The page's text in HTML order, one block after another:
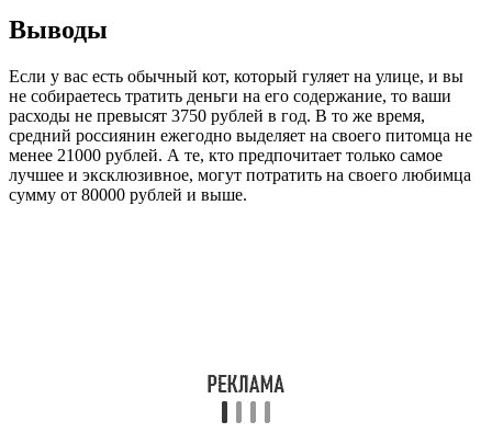
Выводы
Если у вас есть обычный кот, который гуляет на улице, и вы
не собираетесь тратить деньги на его содержание, то ваши
расходы не превысят 3750 рублей в год. В то же время,
средний россиянин ежегодно выделяет на своего питомца не
менее 21000 рублей. А те, кто предпочитает только самое
лучшее и эксклюзивное, могут потратить на своего любимца
сумму от 80000 рублей и выше.